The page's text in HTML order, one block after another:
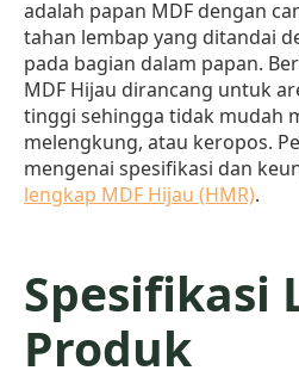
adalah papan MDF dengan
tahan lembap yang ditandai
pada bagian dalam papan.
MDF Hijau dirancang untuk
tinggi sehingga tidak mudah
melengkung, atau keropos.
mengenai spesifikasi dan
lengkap MDF Hijau (HMR).
Spesifikasi
Produk